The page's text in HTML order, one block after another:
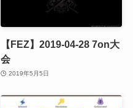
【FEZ】2019-04-28 7on大
会
2019年5月5日